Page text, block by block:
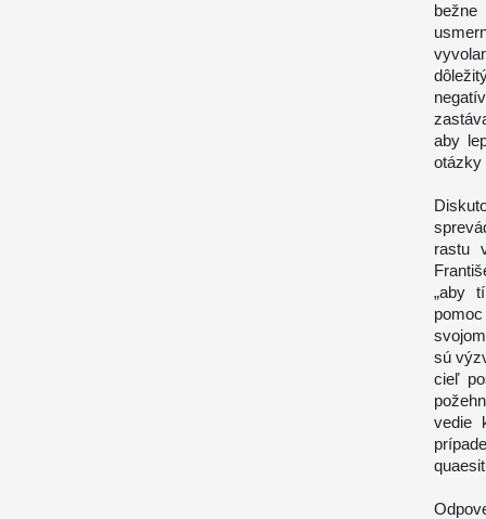
aby
otázky
rastu
„aby
sú
cieľ
vedie